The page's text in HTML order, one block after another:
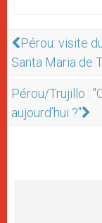
Pérou: visite
Santa Maria de
Pérou/Trujillo :
aujourd’hui ?"